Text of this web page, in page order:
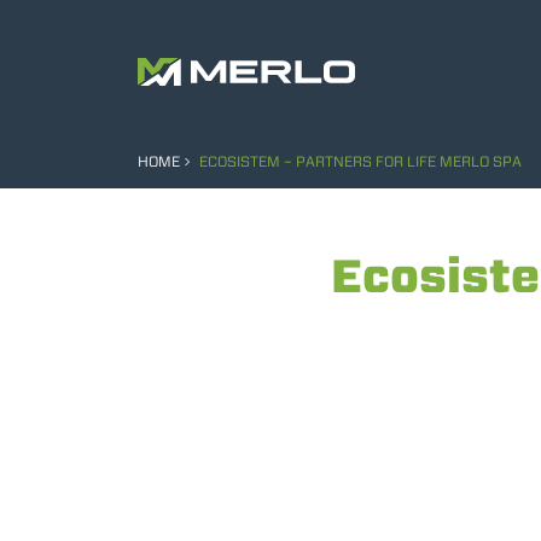
HOME ECOSISTEM – PARTNERS FOR LIFE MERLO SPA